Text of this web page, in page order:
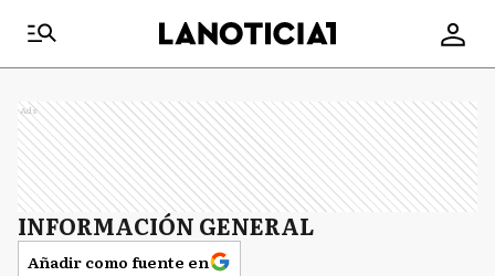
Ads
INFORMACIÓN GENERAL
Añadir como fuente en